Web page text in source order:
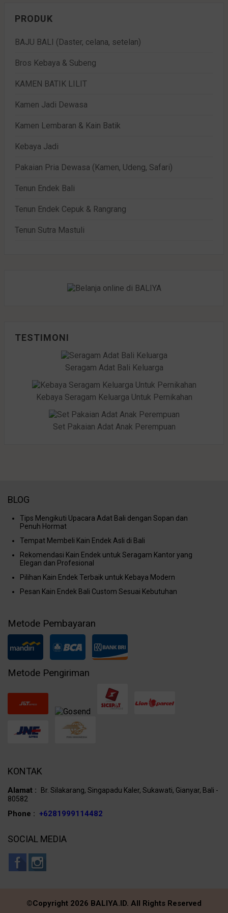
PRODUK
BAJU BALI (Daster, celana, setelan)
Bros Kebaya & Subeng
KAMEN BATIK LILIT
Kamen Jadi Dewasa
Kamen Lembaran & Kain Batik
Kebaya Jadi
Pakaian Pria Dewasa (Kamen, Udeng, Safari)
Tenun Endek Bali
Tenun Endek Cepuk & Rangrang
Tenun Sutra Mastuli
TESTIMONI
Seragam Adat Bali Keluarga
Kebaya Seragam Keluarga Untuk Pernikahan
Set Pakaian Adat Anak Perempuan
BLOG
Tips Mengikuti Upacara Adat Bali dengan Sopan dan
Penuh Hormat
Tempat Membeli Kain Endek Asli di Bali
Rekomendasi Kain Endek untuk Seragam Kantor yang
Elegan dan Profesional
Pilihan Kain Endek Terbaik untuk Kebaya Modern
Pesan Kain Endek Bali Custom Sesuai Kebutuhan
Metode Pembayaran
Metode Pengiriman
KONTAK
Alamat :
Br. Silakarang, Singapadu Kaler, Sukawati, Gianyar, Bali -
80582
Phone : +6281999114482
SOCIAL MEDIA
©Copyright 2026 BALIYA.ID. All Rights Reserved